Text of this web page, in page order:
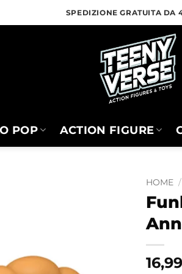
SPEDIZIONE GRATUITA DA
POP ACTION FIGURE
HOME /
16,99